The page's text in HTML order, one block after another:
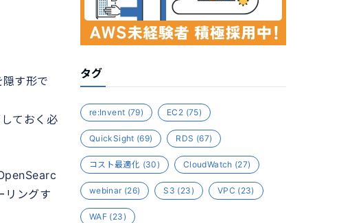
す形で
ておく必
リングす
タグ
re:Invent (79) EC2 (75)
QuickSight (69) RDS (67)
コスト最適化 (30) CloudWatch (27)
webinar(26) S3 (23) VPC (23)
WAF (23)